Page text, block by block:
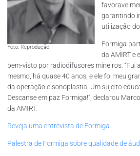
Foto: Reprodução
garantindo
utilização
Formiga
da AMIRT e
bem-visto por radiodifusores mineiros. “Fui
mesmo, há quase 40 anos, e ele foi meu
da operação e sonoplastia. Um sujeito
Descanse em paz Formiga!”, declarou
da AMIRT.
Reveja uma entrevista de Formiga
Palestra de Formiga sobre qualidade de